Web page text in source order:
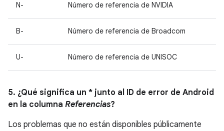
N- Número de referencia de NVIDIA
B- Número de referencia de Broadcom
U- Número de referencia de UNISOC
5. ¿Qué significa un * junto al ID de error de Android
en la columna Referencias?
Los problemas que no están disponibles públicamente